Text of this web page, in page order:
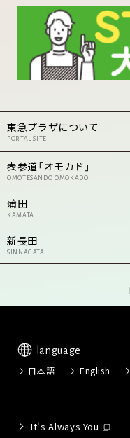
東急プラザについて
PORTAL SITE
表参道「オモカド」
OMOTESANDO OMOKADO
蒲田
KAMATA
新長田
SINNAGATA
language
日本語 English
It's Always You